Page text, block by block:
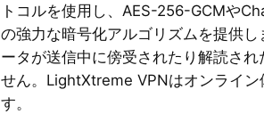
トコルを使用し、AES-256-GCMや
の強力な暗号化アルゴリズムを提供
ータが送信中に傍受されたり解読され
せん。LightXtreme VPNはオンライン
す。